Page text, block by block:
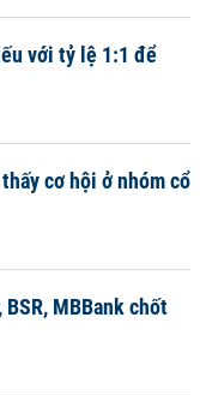
với tỷ lệ 1:1 để
cơ hội ở nhóm cổ
MBBank chốt